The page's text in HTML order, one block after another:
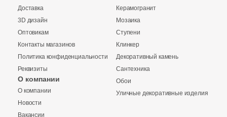
24.5x24.5 (
24.5x28.5 (1)
24x30 (2)
24.5x28 (1)
25.6х29.5 (
Купить в 1 клик
Доставка
3D дизайн
Оптовикам
Контакты магазинов
Политика конфиденциальности
Реквизиты
О компании
О компании
Новости
Вакансии
Керамогранит
Мозаика
Ступени
Клинкер
Декоративный камень
Сантехника
Обои
Уличные декоративные изделия